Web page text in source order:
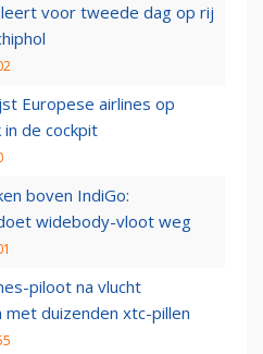
voor tweede dag op rij
Europese airlines op
de cockpit
boven IndiGo:
widebody-vloot weg
piloot na vlucht
met duizenden xtc-pillen